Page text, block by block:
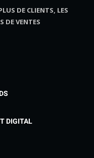
DE CLIENTS, LES
DE VENTES
DIGITAL